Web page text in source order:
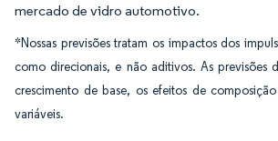
mercado de vidro automotivo.
*Nossas previsões tratam os impactos dos
como direcionais, e não aditivos. As previsões
crescimento de base, os efeitos de
variáveis.